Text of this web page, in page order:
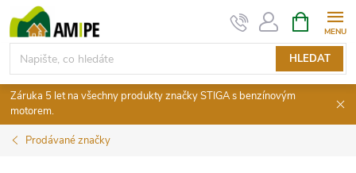
na
obsah
HLEDAT
NÁKUPNÍ
KOŠÍK
Záruka 5 let na všechny produkty značky STIGA s benzínovým
motorem.
Prodávané značky